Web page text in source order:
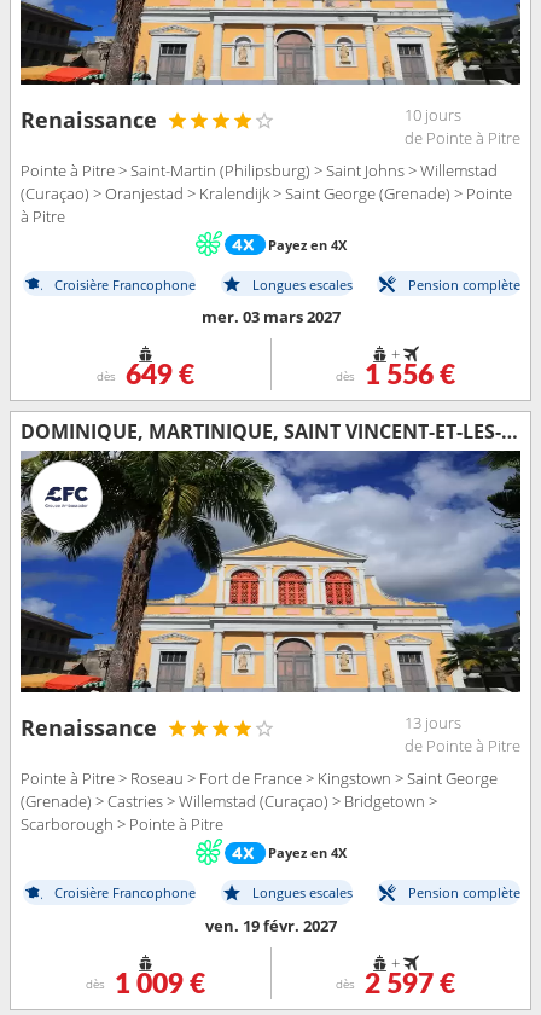
Renaissance
10 jours
de Pointe à Pitre
Pointe à Pitre > Saint-Martin (Philipsburg) > Saint Johns > Willemstad
(Curaçao) > Oranjestad > Kralendijk > Saint George (Grenade) > Pointe
à Pitre
Payez en 4X
Croisière Francophone Longues escales Pension complète
mer. 03 mars 2027
dès 649 €
+
dès 1 556 €
DOMINIQUE, MARTINIQUE, SAINT VINCENT-ET-LES-GRENADINES, GRENADE, SAINTE-LUCIE, BARBADE, TRINITÉ-ET-TOBAGO, GUADELOUPE
Renaissance
13 jours
de Pointe à Pitre
Pointe à Pitre > Roseau > Fort de France > Kingstown > Saint George
(Grenade) > Castries > Willemstad (Curaçao) > Bridgetown >
Scarborough > Pointe à Pitre
Payez en 4X
Croisière Francophone Longues escales Pension complète
ven. 19 févr. 2027
dès 1 009 €
+
dès 2 597 €